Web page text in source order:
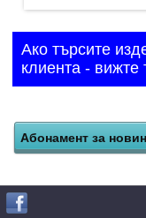
Ако търсите
клиента - вижте